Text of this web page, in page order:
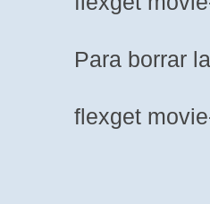
Para borrar
flexget